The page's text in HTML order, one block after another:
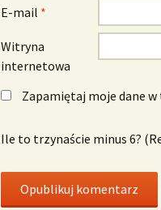
E-mail *
Witryna
internetowa
Zapamiętaj moje dane
Ile to trzynaście minus 6?